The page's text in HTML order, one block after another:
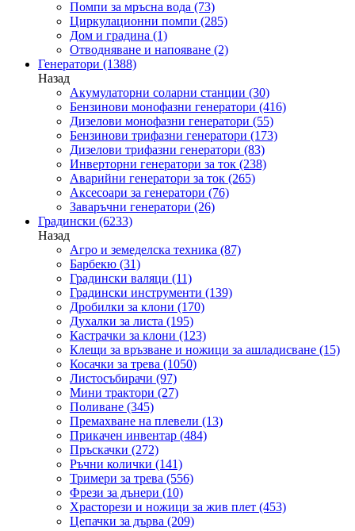
Помпи за мръсна вода (73)
Циркулационни помпи (285)
Дом и градина (1)
Отводняване и напояване (2)
Генератори (1388)
Назад
Акумулаторни соларни станции (30)
Бензинови монофазни генератори (416)
Дизелови монофазни генератори (55)
Бензинови трифазни генератори (173)
Дизелови трифазни генератори (83)
Инверторни генератори за ток (238)
Аварийни генератори за ток (265)
Аксесоари за генератори (76)
Заваръчни генератори (26)
Градински (6233)
Назад
Агро и земеделска техника (87)
Барбекю (31)
Градински валяци (11)
Градински инструменти (139)
Дробилки за клони (170)
Духалки за листа (195)
Кастрачки за клони (123)
Клещи за връзване и ножици за ашладисване (15)
Косачки за трева (1050)
Листосъбирачи (97)
Мини трактори (27)
Поливане (345)
Премахване на плевели (13)
Прикачен инвентар (484)
Пръскачки (272)
Ръчни колички (141)
Тримери за трева (556)
Фрези за дънери (10)
Храсторези и ножици за жив плет (453)
Цепачки за дърва (209)